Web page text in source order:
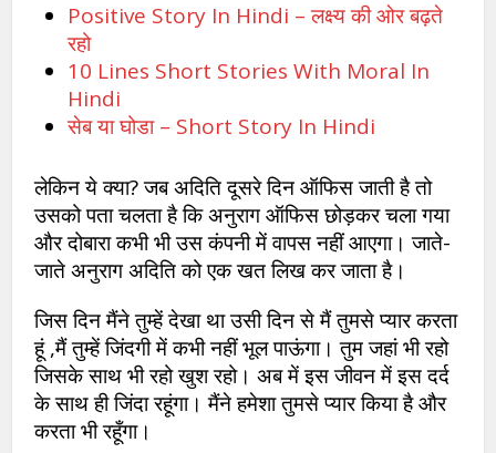
Positive Story In Hindi – लक्ष्य की ओर बढ़ते
रहो
10 Lines Short Stories With Moral In
Hindi
सेब या घोडा – Short Story In Hindi
लेकिन ये क्या? जब अदिति दूसरे दिन ऑफिस जाती है तो
उसको पता चलता है कि अनुराग ऑफिस छोड़कर चला गया
और दोबारा कभी भी उस कंपनी में वापस नहीं आएगा। जाते-
जाते अनुराग अदिति को एक खत लिख कर जाता है।
जिस दिन मैंने तुम्हें देखा था उसी दिन से मैं तुमसे प्यार करता
हूं ,मैं तुम्हें जिंदगी में कभी नहीं भूल पाऊंगा। तुम जहां भी रहो
जिसके साथ भी रहो खुश रहो। अब में इस जीवन में इस दर्द
के साथ ही जिंदा रहूंगा। मैंने हमेशा तुमसे प्यार किया है और
करता भी रहूँगा।